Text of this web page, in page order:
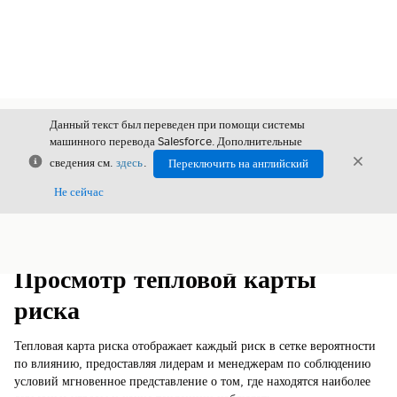
Закрыть
Данный текст был переведен при помощи системы
машинного перевода Salesforce. Дополнительные
сведения см. здесь.
Переключить на английский
Не сейчас
Просмотр тепловой карты
риска
Тепловая карта риска отображает каждый риск в сетке вероятности
по влиянию, предоставляя лидерам и менеджерам по соблюдению
условий мгновенное представление о том, где находятся наиболее